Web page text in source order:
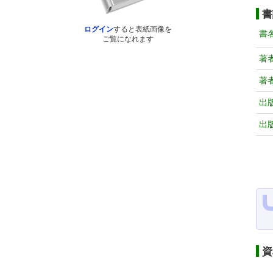
ログインすると表紙画像を
ご覧になれます
書
著
著
出
出